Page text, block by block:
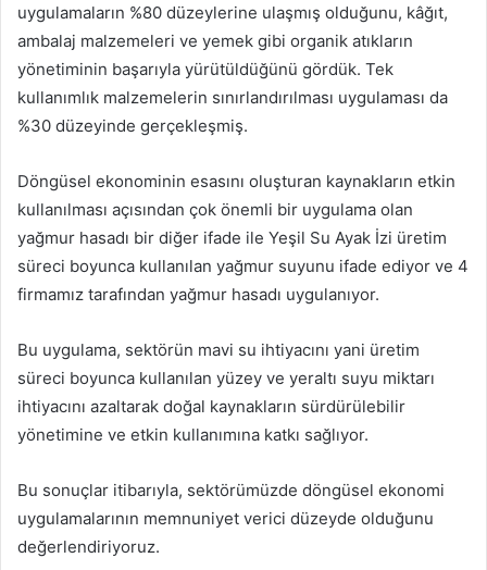
uygulamaların %80 düzeylerine ulaşmış olduğunu, kâğıt,
ambalaj malzemeleri ve yemek gibi organik atıkların
yönetiminin başarıyla yürütüldüğünü gördük. Tek
kullanımlık malzemelerin sınırlandırılması uygulaması da
%30 düzeyinde gerçekleşmiş.
Döngüsel ekonominin esasını oluşturan kaynakların etkin
kullanılması açısından çok önemli bir uygulama olan
yağmur hasadı bir diğer ifade ile Yeşil Su Ayak İzi üretim
süreci boyunca kullanılan yağmur suyunu ifade ediyor ve 4
firmamız tarafından yağmur hasadı uygulanıyor.
Bu uygulama, sektörün mavi su ihtiyacını yani üretim
süreci boyunca kullanılan yüzey ve yeraltı suyu miktarı
ihtiyacını azaltarak doğal kaynakların sürdürülebilir
yönetimine ve etkin kullanımına katkı sağlıyor.
Bu sonuçlar itibarıyla, sektörümüzde döngüsel ekonomi
uygulamalarının memnuniyet verici düzeyde olduğunu
değerlendiriyoruz.